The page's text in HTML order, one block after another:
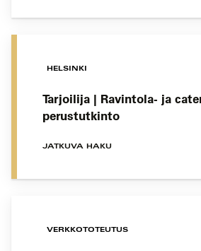
HELSINKI
Tarjoilija | Ravintola- ja
perustutkinto
JATKUVA HAKU
VERKKOTOTEUTUS